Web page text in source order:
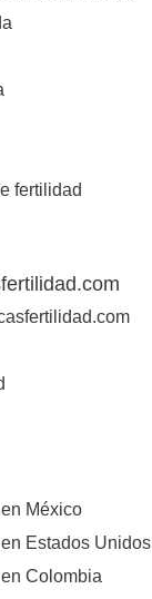
fertilidad
México
Estados Unidos
Colombia